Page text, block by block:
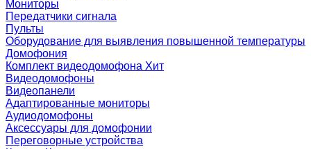
Мониторы
Передатчики сигнала
Пульты
Оборудование для выявления повышенной температуры
Домофония
Комплект видеодомофона Хит
Видеодомофоны
Видеопанели
Адаптированные мониторы
Аудиодомофоны
Аксессуары для домофонии
Переговорные устройства